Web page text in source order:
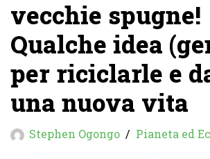
vecchie spugne!
Qualche idea
per riciclarle e
una nuova vita
Stephen Ogongo Pianeta ed